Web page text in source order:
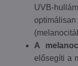
UVB-
A
elősegíti a